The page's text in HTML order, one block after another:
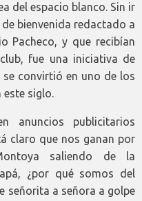
del espacio blanco. Sin ir
bienvenida redactado a
Pacheco, y que recibían
fue una iniciativa de
se convirtió en uno de los
este siglo.
anuncios publicitarios
claro que nos ganan por
saliendo de la
¿por qué somos del
señorita a señora a golpe